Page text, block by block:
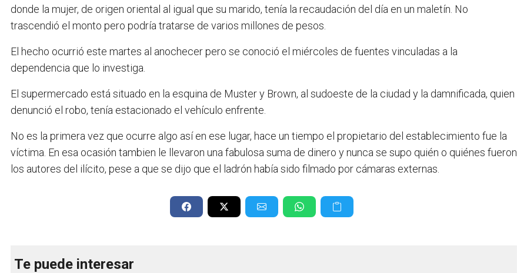
donde la mujer, de origen oriental al igual que su marido, tenía la recaudación del día en un maletín. No
trascendió el monto pero podría tratarse de varios millones de pesos.
El hecho ocurrió este martes al anochecer pero se conoció el miércoles de fuentes vinculadas a la
dependencia que lo investiga.
El supermercado está situado en la esquina de Muster y Brown, al sudoeste de la ciudad y la damnificada, quien
denunció el robo, tenía estacionado el vehículo enfrente.
No es la primera vez que ocurre algo así en ese lugar, hace un tiempo el propietario del establecimiento fue la
víctima. En esa ocasión tambien le llevaron una fabulosa suma de dinero y nunca se supo quién o quiénes fueron
los autores del ilícito, pese a que se dijo que el ladrón había sido filmado por cámaras externas.
Te puede interesar